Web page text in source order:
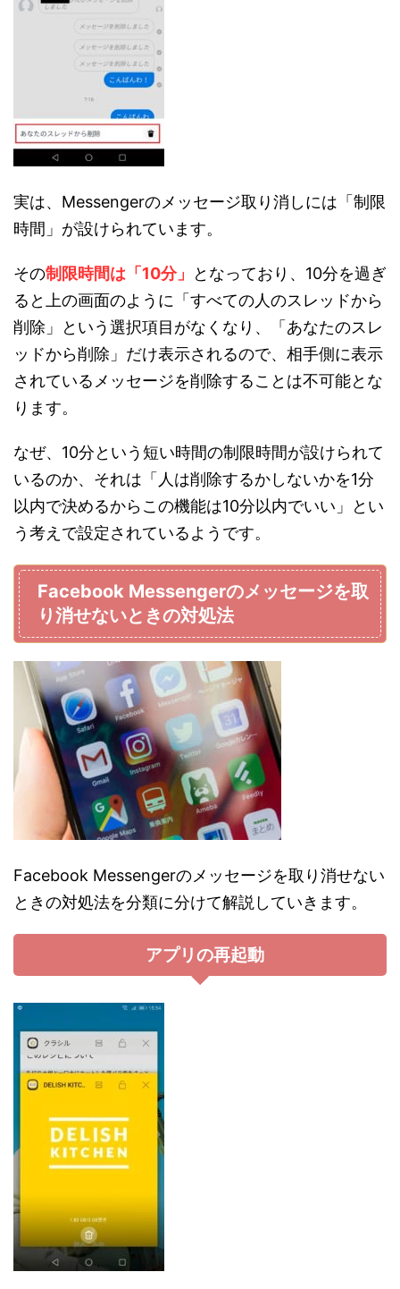
実は、Messengerのメッセージ取り消しには「制限
時間」が設けられています。
その制限時間は「10分」
となっており、10分を過ぎ
ると上の画面のように「すべての人のスレッドから
削除」という選択項目がなくなり、「あなたのスレ
ッドから削除」だけ表示されるので、相手側に表示
されているメッセージを削除することは不可能とな
ります。
なぜ、10分という短い時間の制限時間が設けられて
いるのか、それは「人は削除するかしないかを1分
以内で決めるからこの機能は10分以内でいい」とい
う考えで設定されているようです。
Facebook Messengerのメッセージを取
り消せないときの対処法
Facebook Messengerのメッセージを取り消せない
ときの対処法を分類に分けて解説していきます。
アプリの再起動